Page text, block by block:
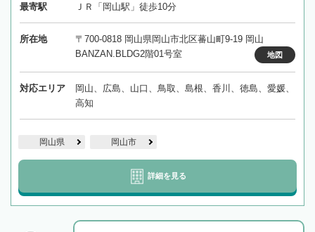
最寄駅 ＪＲ「岡山駅」徒歩10分
所在地
〒700-0818 岡山県岡山市北区蕃山町9-19 岡山
BANZAN.BLDG2階01号室
地図
対応エリア
岡山、広島、山口、鳥取、島根、香川、徳島、愛媛、
高知
岡山県 岡山市
詳細を見る